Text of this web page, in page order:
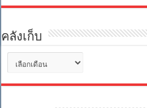
คลังเก็บ
เก็บ